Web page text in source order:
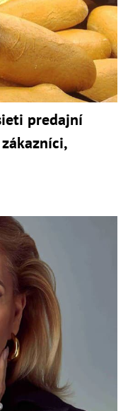
predajní